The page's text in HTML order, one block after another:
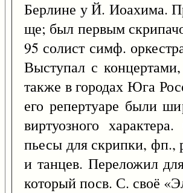
Берлине у Й. Иоахима.
ще; был первым
95 солист симф.
Выступал с
также в городах Юга
его репертуаре были
виртуозного
пьесы для скрипки, фп.,
и танцев. Переложил
который посв. С. своё